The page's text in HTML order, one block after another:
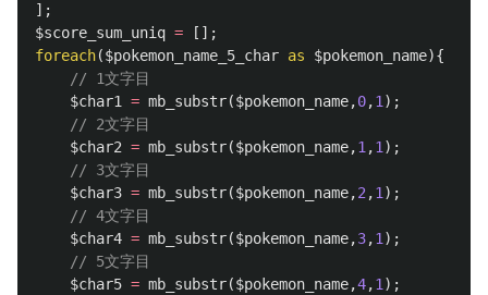
];
$score_sum_uniq =
[];
foreach($pokemon_name_5_char as $pokemon_name){
// 1文字目
$char1 = mb_substr($pokemon_name,0,1);
// 2文字目
$char2 = mb_substr($pokemon_name,1,1);
// 3文字目
$char3 = mb_substr($pokemon_name,2,1);
// 4文字目
$char4 = mb_substr($pokemon_name,3,1);
// 5文字目
$char5 = mb_substr($pokemon_name,4,1);